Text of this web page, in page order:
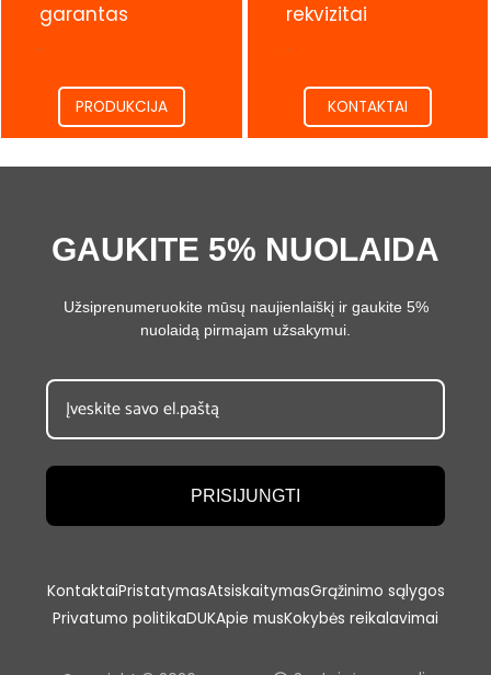
garantas
.
PRODUKCIJA
rekvizitai
.
KONTAKTAI
GAUKITE 5% NUOLAIDA
Užsiprenumeruokite mūsų naujienlaiškį ir gaukite 5%
nuolaidą pirmajam užsakymui.
PRISIJUNGTI
KontaktaiPristatymasAtsiskaitymasGrąžinimo sąlygos
Privatumo politikaDUKApie musKokybės reikalavimai